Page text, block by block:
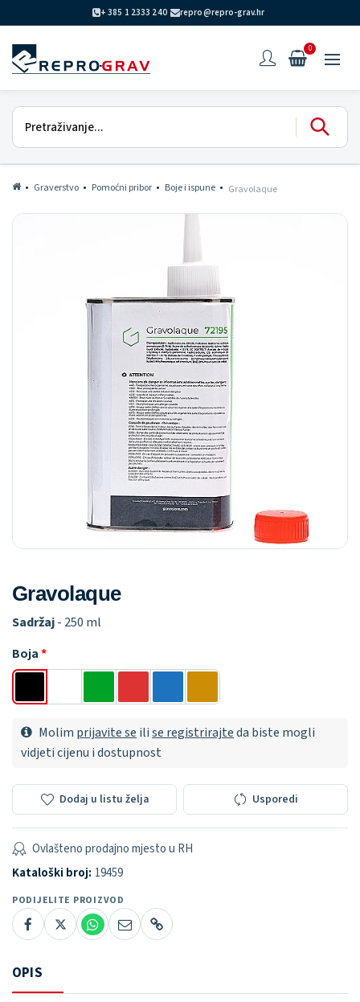
+ 385 1 2333 240 repro@repro-grav.hr
0
Graverstvo Pomoćni pribor Boje i ispune Gravolaque
Gravolaque
Sadržaj- 250 ml
Boja
Molim prijavite se ilise registrirajteda biste mogli
vidjeti cijenu i dostupnost
Dodaj u listu želja Usporedi
Ovlašteno prodajno mjesto u RH
Kataloški broj: 19459
PODIJELITE PROIZVOD
OPIS